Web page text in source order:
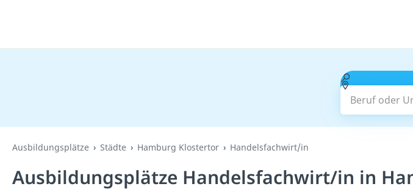
Beruf oder
Ausbildungsplätze Städte Hamburg Klostertor Handelsfachwirt/in
Ausbildungsplätze Handelsfachwirt/in in